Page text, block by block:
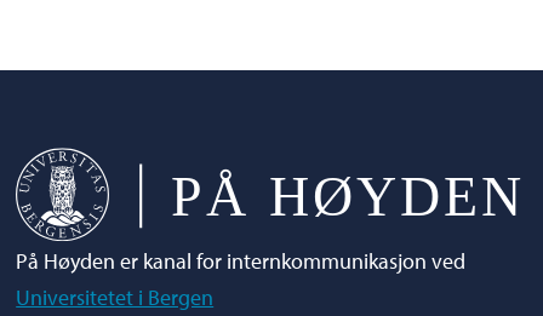
På Høyden er kanal for internkommunikasjon ved
Universitetet i Bergen